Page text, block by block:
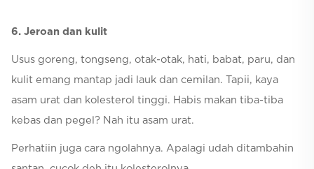
6. Jeroan dan kulit
Usus goreng, tongseng, otak-otak, hati, babat, paru, dan
kulit emang mantap jadi lauk dan cemilan. Tapii, kaya
asam urat dan kolesterol tinggi. Habis makan tiba-tiba
kebas dan pegel? Nah itu asam urat.
Perhatiin juga cara ngolahnya. Apalagi udah ditambahin